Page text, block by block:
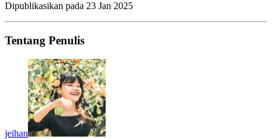
Dipublikasikan pada 23 Jan 2025
Tentang Penulis
jeihan